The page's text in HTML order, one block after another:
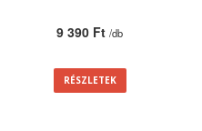
9 390 Ft/db
RÉSZLETEK